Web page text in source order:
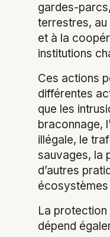
gardes-
terrestres, au
et à la
institutions
Ces actions
différentes
que les
braconnage,
illégale, le
sauvages, la
d’autres
La
dépend